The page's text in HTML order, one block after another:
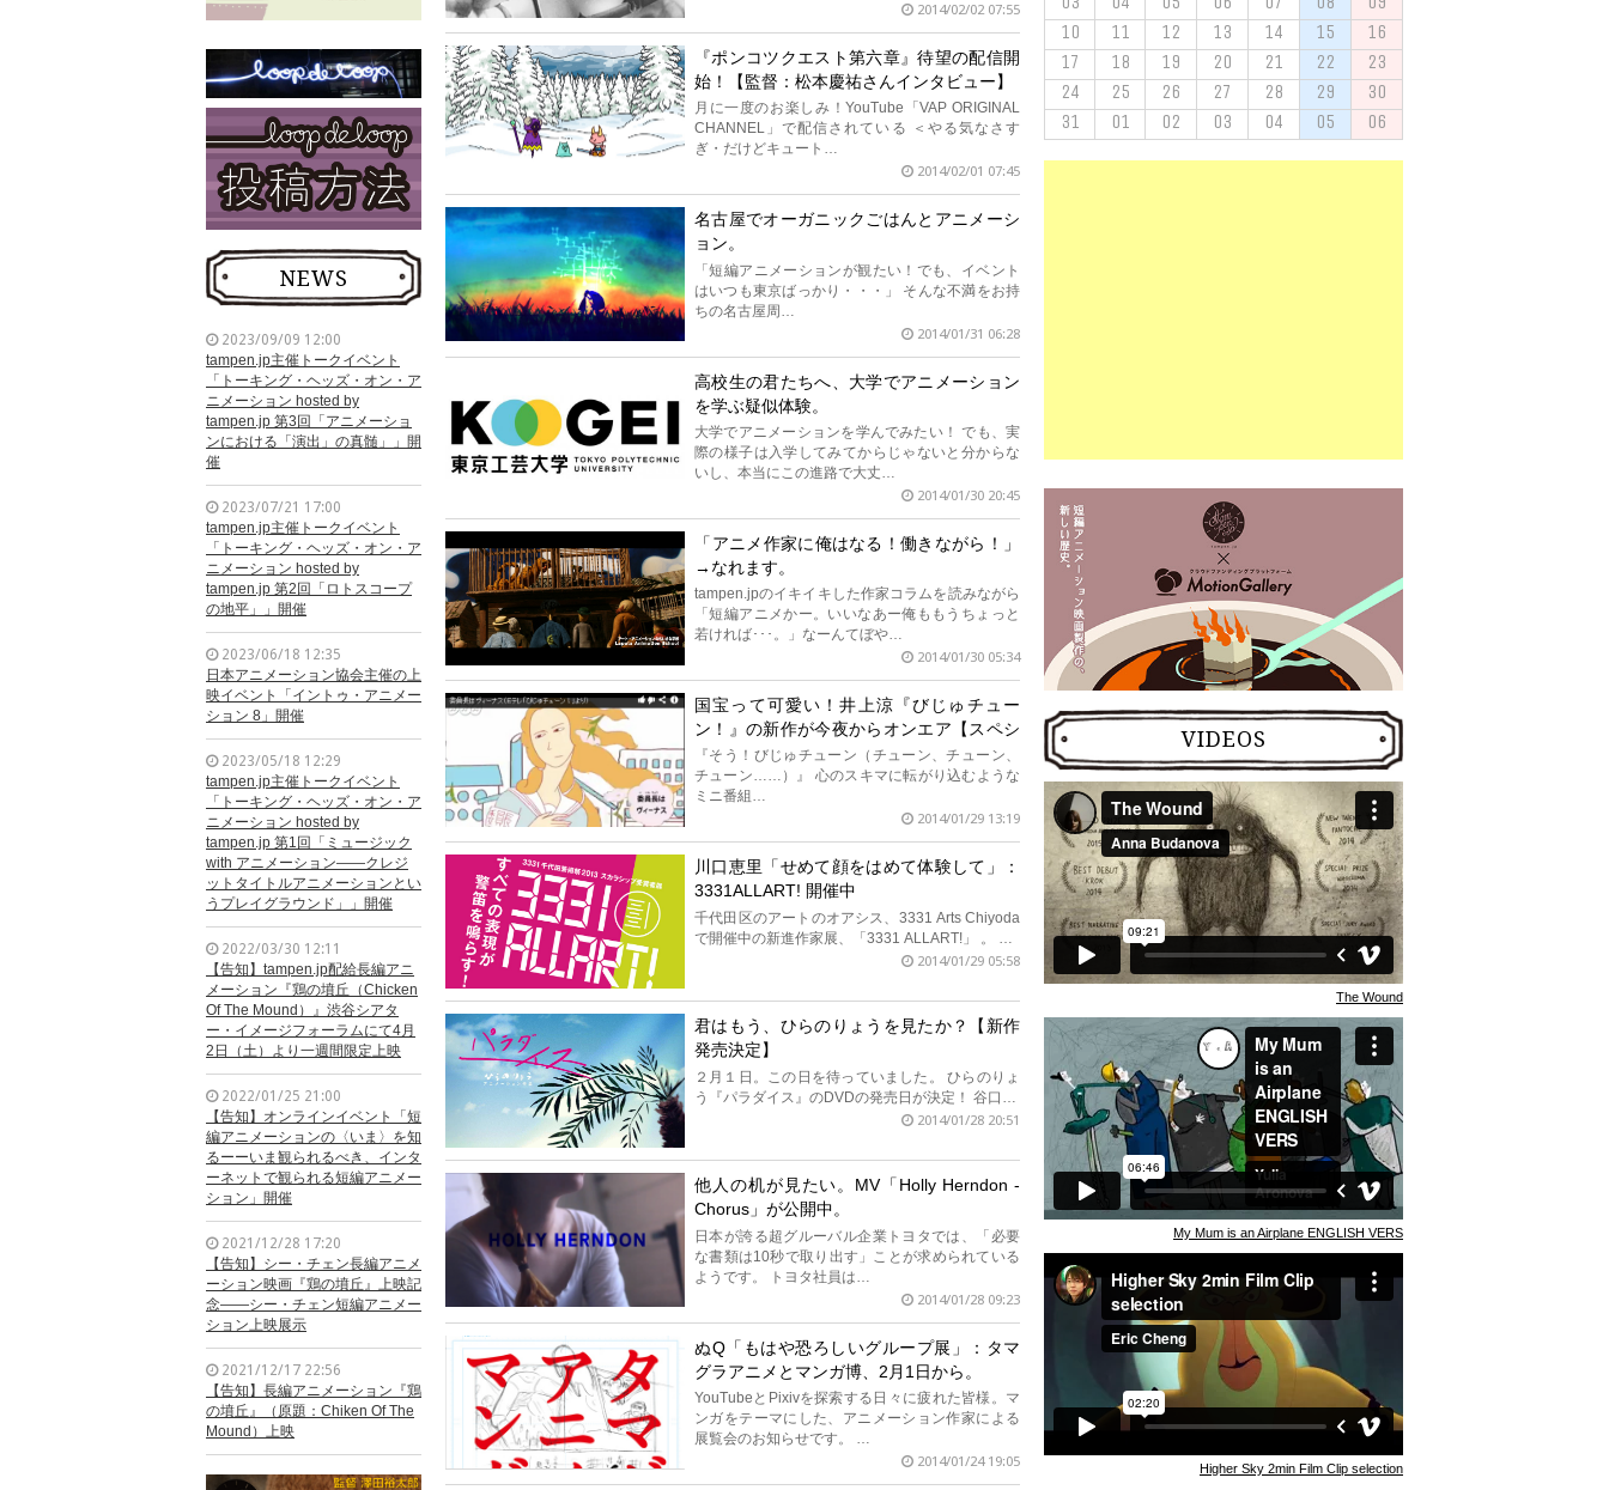
NEWS
2023/09/09 12:00
tampen.jp主催トークイベント
「トーキング・ヘッズ・オン・ア
ニメーション hosted by
tampen.jp 第3回「アニメーショ
ンにおける「演出」の真髄」」開
催
2023/07/21 17:00
tampen.jp主催トークイベント
「トーキング・ヘッズ・オン・ア
ニメーション hosted by
tampen.jp 第2回「ロトスコープ
の地平」」開催
2023/06/18 12:35
日本アニメーション協会主催の上
映イベント「イントゥ・アニメー
ション 8」開催
2023/05/18 12:29
tampen.jp主催トークイベント
「トーキング・ヘッズ・オン・ア
ニメーション hosted by
tampen.jp 第1回「ミュージック
with アニメーション——クレジ
ットタイトルアニメーションとい
うプレイグラウンド」」開催
2022/03/30 12:11
【告知】tampen.jp配給長編アニ
メーション『鶏の墳丘（Chicken
Of The Mound）』渋谷シアタ
ー・イメージフォーラムにて4月
2日（土）より一週間限定上映
2022/01/25 21:00
【告知】オンラインイベント「短
編アニメーションの〈いま〉を知
るーーいま観られるべき、インタ
ーネットで観られる短編アニメー
ション」開催
2021/12/28 17:20
【告知】シー・チェン長編アニメ
ーション映画『鶏の墳丘』上映記
念——シー・チェン短編アニメー
ション上映展示
2021/12/17 22:56
【告知】長編アニメーション『鶏
の墳丘』（原題：Chiken Of The
Mound）上映
2014/02/02 07:55
『ポンコツクエスト第六章』待望の配信開
始！【監督：松本慶祐さんインタビュー】
月に一度のお楽しみ！YouTube「VAP ORIGINAL
CHANNEL」で配信されている ＜やる気なさす
ぎ・だけどキュート…
2014/02/01 07:45
名古屋でオーガニックごはんとアニメーシ
ョン。
「短編アニメーションが観たい！でも、イベント
はいつも東京ばっかり・・・」 そんな不満をお持
ちの名古屋周…
2014/01/31 06:28
高校生の君たちへ、大学でアニメーション
を学ぶ疑似体験。
大学でアニメーションを学んでみたい！ でも、実
際の様子は入学してみてからじゃないと分からな
いし、本当にこの進路で大丈…
2014/01/30 20:45
​「アニメ作家に俺はなる！働きながら！」
→なれます。
tampen.jpのイキイキした作家コラムを読みながら
「短編アニメかー。いいなあー俺ももうちょっと
若ければ･･･。」なーんてぼや…
2014/01/30 05:34
国宝って可愛い！井上涼『びじゅチュー
ン！』の新作が今夜からオンエア【スペシ
ャルメッセージあり！】
『そう！びじゅチューン（チューン、チューン、
チューン……）』 心のスキマに転がり込むような
ミニ番組…
2014/01/29 13:19
川口恵里「せめて顔をはめて体験して」：
3331ALLART! 開催中
千代田区のアートのオアシス、3331 Arts Chiyoda
で開催中の新進作家展、「3331 ALLART!」 。 …
2014/01/29 05:58
君はもう、ひらのりょうを見たか？【新作
発売決定】
２月１日。この日を待っていました。 ひらのりょ
う『パラダイス』のDVDの発売日が決定！ 谷口…
2014/01/28 20:51
他人の机が見たい。MV「Holly Herndon -
Chorus」が公開中。
日本が誇る超グルーバル企業トヨタでは、「必要
な書類は10秒で取り出す」ことが求められている
ようです。 トヨタ社員は…
2014/01/28 09:23
ぬQ「もはや恐ろしいグループ展」：タマ
グラアニメとマンガ博、2月1日から。
YouTubeとPixivを探索する日々に疲れた皆様。マ
ンガをテーマにした、アニメーション作家による
展覧会のお知らせです。 …
2014/01/24 19:05
10
11 12 13 14 15
16
17
18 19 20 21 22
23
24
25 26 27 28 29
30
31
01 02 03 04 05 06
VIDEOS
The Wound
My Mum is an Airplane ENGLISH VERS
Higher Sky 2min Film Clip selection